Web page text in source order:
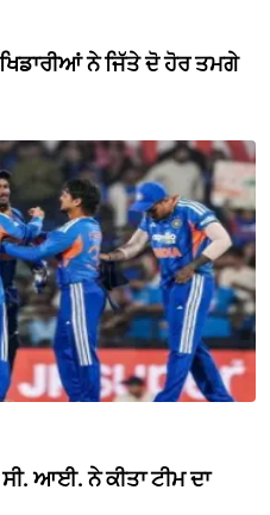
ਨੇ ਜਿੱਤੇ ਦੋ ਹੋਰ ਤਮਗੇ
ਆਈ. ਨੇ ਕੀਤਾ ਟੀਮ ਦਾ